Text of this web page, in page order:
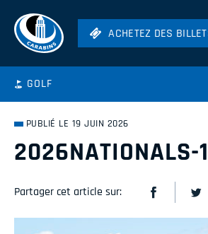
ACHETEZ DES
ACHETEZ DES
GOLF
PUBLIÉ LE 19 JUIN 2026
2026NATIONALS-
Partager cet article sur: